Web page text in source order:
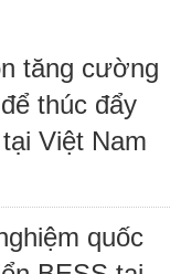
tăng cường
thúc đẩy
Việt Nam
quốc